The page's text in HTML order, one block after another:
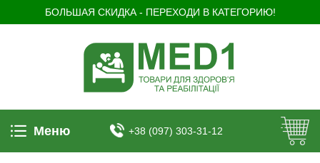
БОЛЬШАЯ СКИДКА - ПЕРЕХОДИ В КАТЕГОРИЮ!
Меню +38 (097) 303-31-12